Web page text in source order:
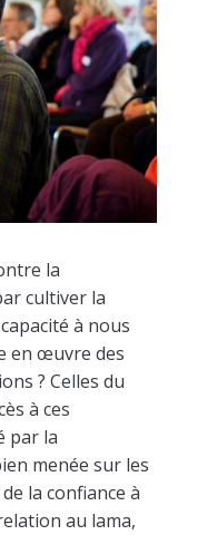
la
cultiver la
à nous
en œuvre des
? Celles du
à ces
par la
menée sur les
la confiance à
au lama,